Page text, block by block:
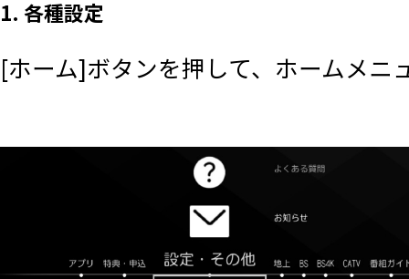
1. 各種設定
[ホーム]ボタンを押して、ホームメ